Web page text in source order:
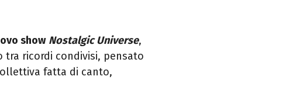
show Nostalgic Universe,
tra ricordi condivisi, pensato
fatta di canto,